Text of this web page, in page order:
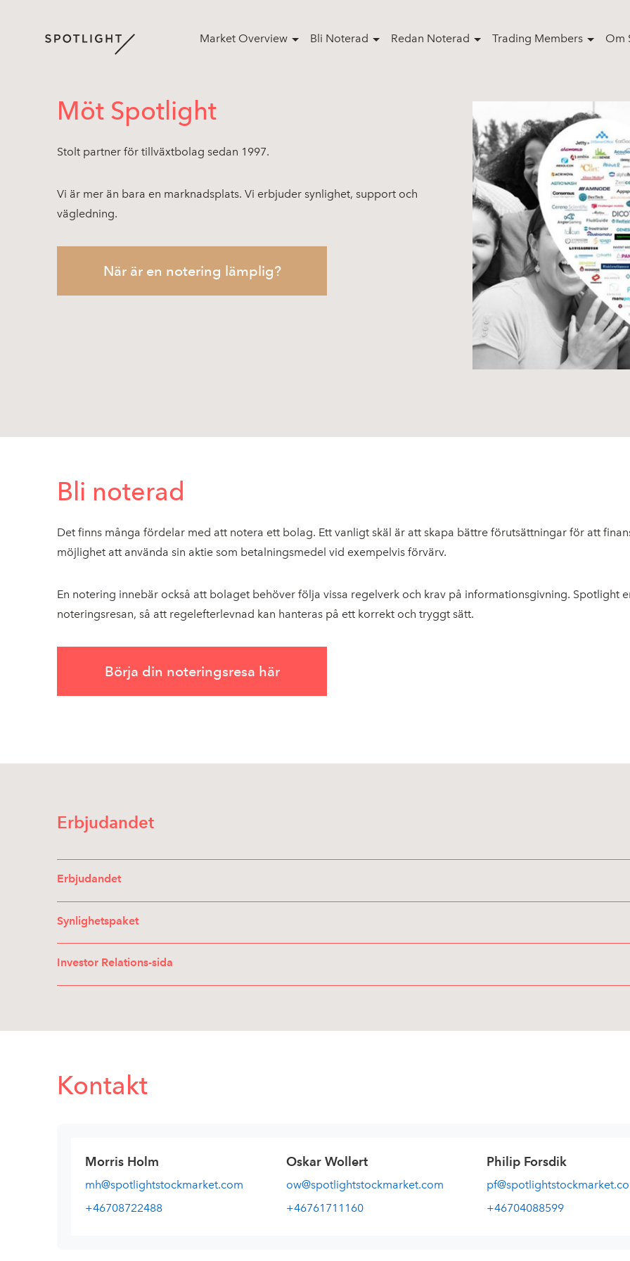
Market Overview Bli Noterad Redan Noterad Trading Members Om
Möt Spotlight
Stolt partner för tillväxtbolag sedan 1997.
Vi är mer än bara en marknadsplats. Vi erbjuder synlighet, support och
vägledning.
När är en notering lämplig?
Bli noterad
Det finns många fördelar med att notera ett bolag. Ett vanligt skäl är att skapa bättre förutsättningar för att
möjlighet att använda sin aktie som betalningsmedel vid exempelvis förvärv.
En notering innebär också att bolaget behöver följa vissa regelverk och krav på informationsgivning.
noteringsresan, så att regelefterlevnad kan hanteras på ett korrekt och tryggt sätt.
Börja din noteringsresa här
Erbjudandet
Erbjudandet
Synlighetspaket
Investor Relations-sida
Kontakt
Morris Holm
mh@spotlightstockmarket.com
+46708722488
Oskar Wollert
ow@spotlightstockmarket.com
+46761711160
Philip Forsdik
+46704088599